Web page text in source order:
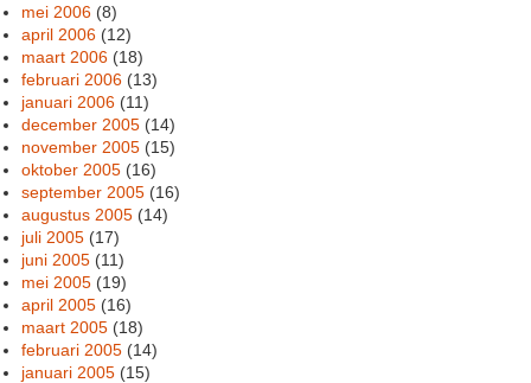
mei 2006 (8)
april 2006 (12)
maart 2006 (18)
februari 2006 (13)
januari 2006 (11)
december 2005 (14)
november 2005 (15)
oktober 2005 (16)
september 2005 (16)
augustus 2005 (14)
juli 2005 (17)
juni 2005 (11)
mei 2005 (19)
april 2005 (16)
maart 2005 (18)
februari 2005 (14)
januari 2005 (15)